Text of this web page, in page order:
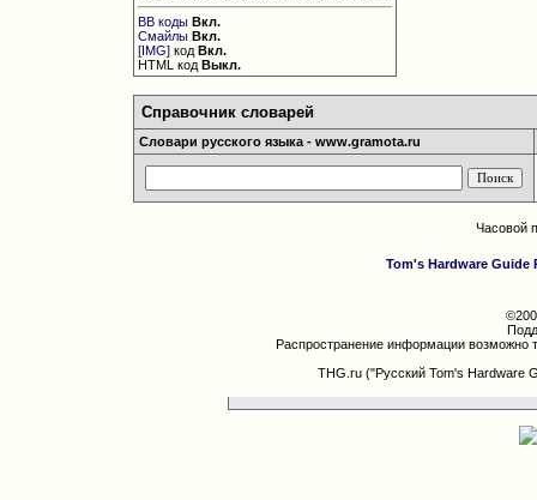
BB коды Вкл.
Смайлы Вкл.
[IMG] кодВкл.
HTML кодВыкл.
Справочник словарей
Словари русского языка - www.gramota.ru
Часовой
Tom's Hardware Guide
Распространение информации возможно
THG.ru ("Русский Tom's Hardware